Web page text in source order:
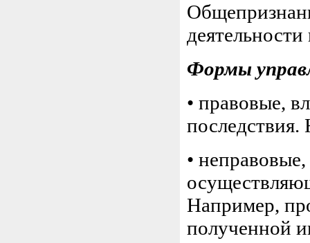
Формы
• правовые,
последствия.
•
Например,
полученной